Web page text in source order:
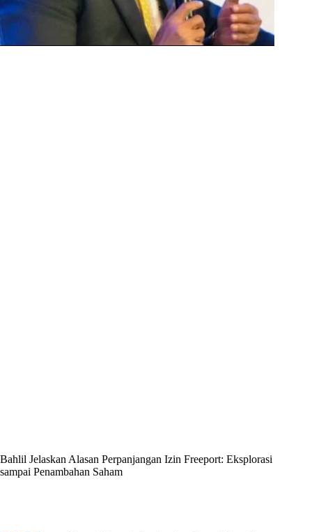
Bahlil Jelaskan Alasan Perpanjangan Izin Freeport: Eksplorasi
sampai Penambahan Saham